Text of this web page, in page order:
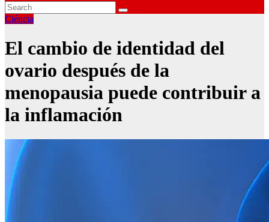
Ciéncia
El cambio de identidad del
ovario después de la
menopausia puede contribuir a
la inflamación